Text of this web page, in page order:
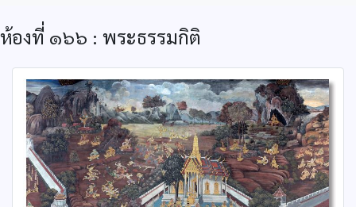
ห้องที่ ๑๖๖ : พระธรรมกิติ